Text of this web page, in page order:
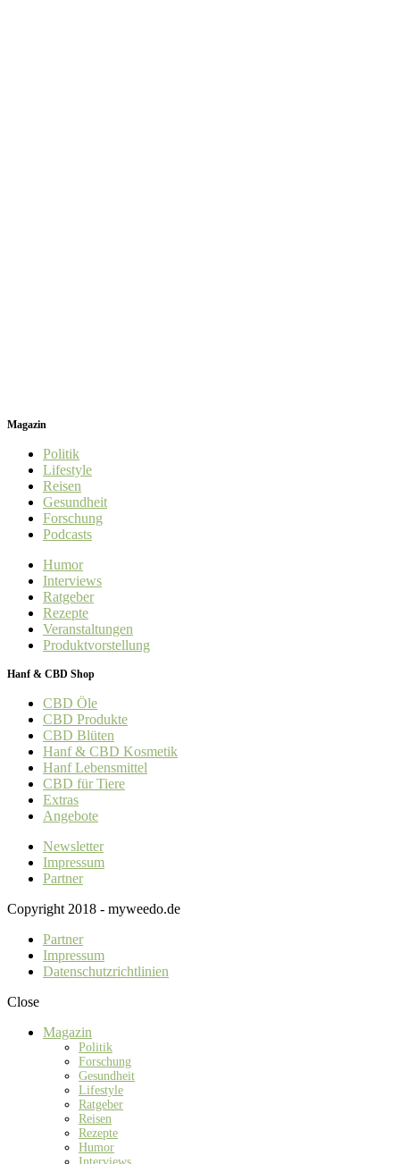
Magazin
Politik
Lifestyle
Reisen
Gesundheit
Forschung
Podcasts
Humor
Interviews
Ratgeber
Rezepte
Veranstaltungen
Produktvorstellung
Hanf & CBD Shop
CBD Öle
CBD Produkte
CBD Blüten
Hanf & CBD Kosmetik
Hanf Lebensmittel
CBD für Tiere
Extras
Angebote
Newsletter
Impressum
Partner
Copyright 2018 - myweedo.de
Partner
Impressum
Datenschutzrichtlinien
Close
Magazin
Politik
Forschung
Gesundheit
Lifestyle
Ratgeber
Reisen
Rezepte
Humor